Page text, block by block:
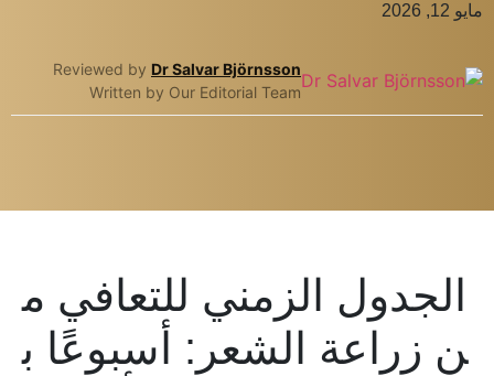
مايو 12, 2026
Reviewed by Dr Salvar Björnsson
Written by Our Editorial Team
الجدول الزمني للتعافي م
ن زراعة الشعر: أسبوعًا ب